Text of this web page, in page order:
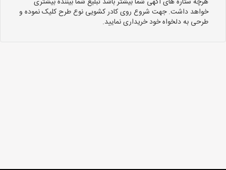
خواهد داشت. جهت شروع روی کادر کشویی نوع طرح کلیک نموده و
طرحی به دلخواه خود خریداری نمایید.